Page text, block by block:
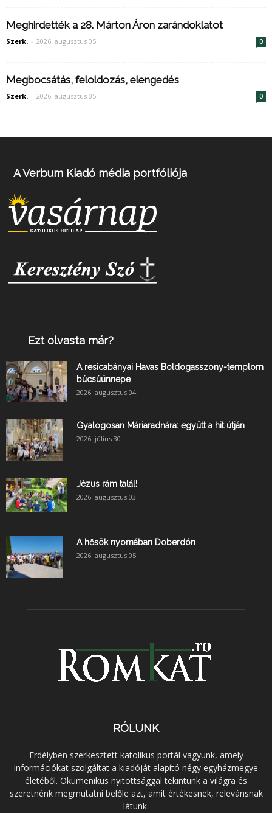
Meghirdették a 28. Márton Áron zarándoklatot
Szerk. - 2026. augusztus 05. 0
Megbocsátás, feloldozás, elengedés
Szerk. - 2026. augusztus 05. 0
A Verbum Kiadó média portfóliója
Ezt olvasta már?
A resicabányai Havas Boldogasszony-templom
búcsúünnepe
2026. augusztus 04.
Gyalogosan Máriaradnára: együtt a hit útján
2026. július 30.
Jézus rám talál!
2026. augusztus 03.
A hősök nyomában Doberdón
2026. augusztus 05.
RÓLUNK
Erdélyben szerkesztett katolikus portál vagyunk, amely
információkat szolgáltat a kiadóját alapító négy egyházmegye
életéből. Ökumenikus nyitottsággal tekintünk a világra és
szeretnénk megmutatni belőle azt, amit értékesnek, relevánsnak
látunk.